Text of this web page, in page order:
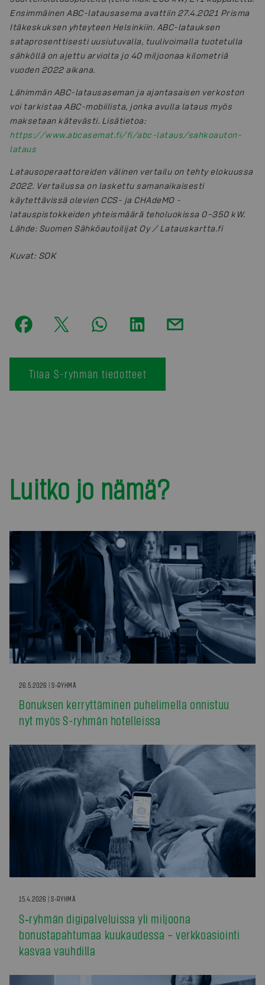
Ensimmäinen ABC-latausasema avattiin 27.4.2021 Prisma
Itäkeskuksen yhteyteen Helsinkiin. ABC-latauksen
sataprosenttisesti uusiutuvalla, tuulivoimalla tuotetulla
sähköllä on ajettu arviolta jo 40 miljoonaa kilometriä
vuoden 2022 aikana.
Lähimmän ABC-latausaseman ja ajantasaisen verkoston
voi tarkistaa ABC-mobiilista, jonka avulla lataus myös
maksetaan kätevästi. Lisätietoa:
https://www.abcasemat.fi/fi/abc-lataus/sahkoauton-
lataus
Latausoperaattoreiden välinen vertailu on tehty elokuussa
2022. Vertailussa on laskettu samanaikaisesti
käytettävissä olevien CCS- ja CHAdeMO -
latauspistokkeiden yhteismäärä teholuokissa 0–350 kW.
Lähde: Suomen Sähköautoilijat Oy / Latauskartta.fi
Kuvat: SOK
Tilaa S-ryhmän tiedotteet
Luitko jo nämä?
26.5.2026 | S-RYHMÄ
Bonuksen kerryttäminen puhelimella onnistuu
nyt myös S-ryhmän hotelleissa
15.4.2026 | S-RYHMÄ
S‑ryhmän digipalveluissa yli miljoona
bonustapahtumaa kuukaudessa – verkkoasiointi
kasvaa vauhdilla